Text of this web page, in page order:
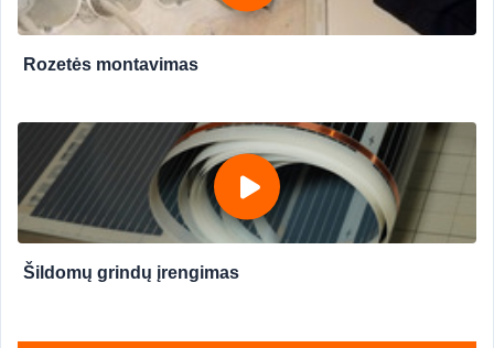
Rozetės montavimas
Šildomų grindų įrengimas